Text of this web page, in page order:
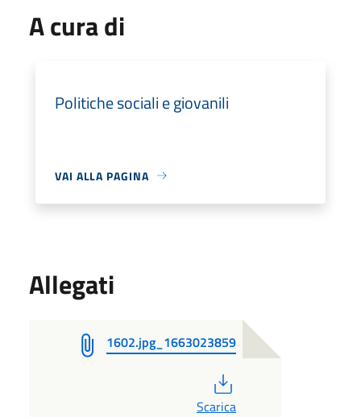
A cura di
Politiche sociali e giovanili
VAI ALLA PAGINA
Allegati
1602.jpg_1663023859
Scarica